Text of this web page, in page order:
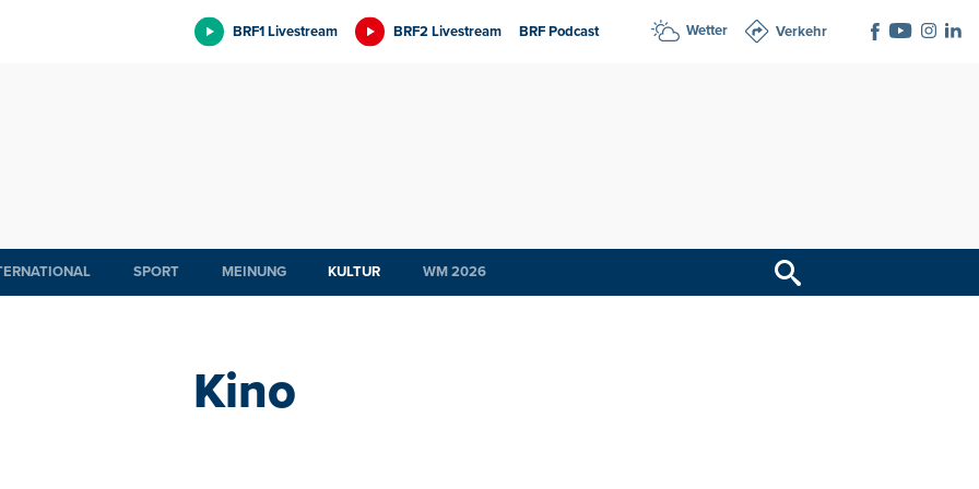
BRF1 Livestream BRF2 Livestream BRF Podcast Wetter Verkehr
SPORT MEINUNG KULTUR WM 2026
Kino